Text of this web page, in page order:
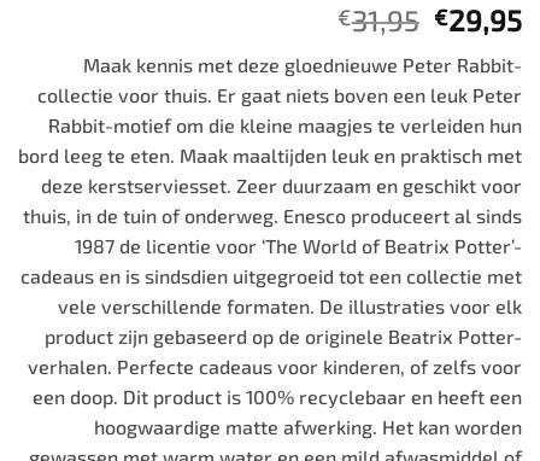
€31,95
prijs
was:
€31,95.
€29,95
Maak kennis met deze gloednieuwe Peter Rabbit-
collectie voor thuis. Er gaat niets boven een leuk Peter
Rabbit-motief om die kleine maagjes te verleiden hun
bord leeg te eten. Maak maaltijden leuk en praktisch met
deze kerstserviesset. Zeer duurzaam en geschikt voor
thuis, in de tuin of onderweg. Enesco produceert al sinds
1987 de licentie voor ‘The World of Beatrix Potter’-
cadeaus en is sindsdien uitgegroeid tot een collectie met
vele verschillende formaten. De illustraties voor elk
product zijn gebaseerd op de originele Beatrix Potter-
verhalen. Perfecte cadeaus voor kinderen, of zelfs voor
een doop. Dit product is 100% recyclebaar en heeft een
hoogwaardige matte afwerking. Het kan worden